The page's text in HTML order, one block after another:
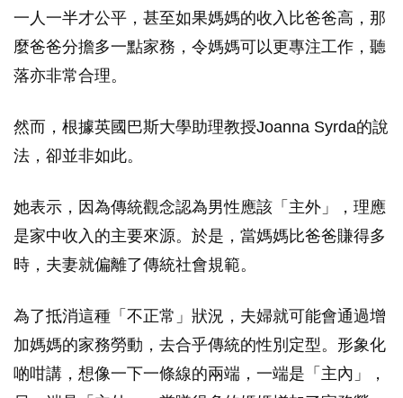
一人一半才公平，甚至如果媽媽的收入比爸爸高，那
麼爸爸分擔多一點家務，令媽媽可以更專注工作，聽
落亦非常合理。
然而，根據英國巴斯大學助理教授Joanna Syrda的說
法，卻並非如此。
她表示，因為傳統觀念認為男性應該「主外」，理應
是家中收入的主要來源。於是，當媽媽比爸爸賺得多
時，夫妻就偏離了傳統社會規範。
為了抵消這種「不正常」狀況，夫婦就可能會通過增
加媽媽的家務勞動，去合乎傳統的性別定型。形象化
啲咁講，想像一下一條線的兩端，一端是「主內」，